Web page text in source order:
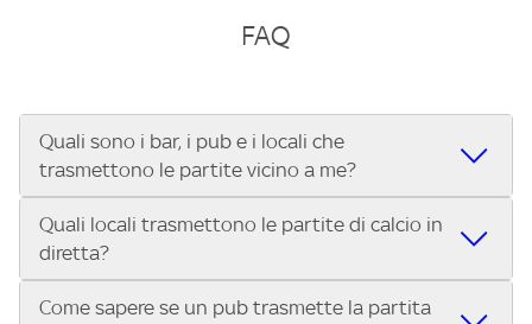
FAQ
Quali sono i bar, i pub e i locali che
trasmettono le partite vicino a me?
Se cerchi un bar, pub, ristorante o locale vicino a te per
vedere le partite di Serie A ENILIVE, la Serie C Sky Wifi, la
UEFA Champions League, la UEFA Europa League, la UEFA
Conference League, il Tennis, la Formula 1®, la MotoGP™ e
Quali locali trasmettono le partite di calcio in
diretta?
Vuoi sapere quali bar, pub o ristoranti mostrano le partite
Come sapere se un pub trasmette la partita